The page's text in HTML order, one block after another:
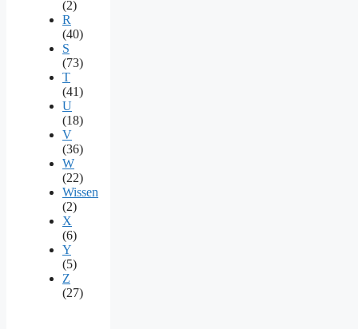
(2)
R
(40)
S
(73)
T
(41)
U
(18)
V
(36)
W
(22)
Wissen
(2)
X
(6)
Y
(5)
Z
(27)